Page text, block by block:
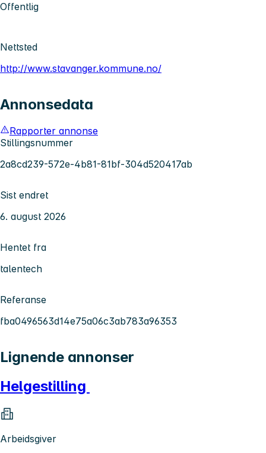
Offentlig
Nettsted
http://www.stavanger.kommune.no/
Annonsedata
Rapporter annonse
Stillingsnummer
2a8cd239-572e-4b81-81bf-304d520417ab
Sist endret
6. august 2026
Hentet fra
talentech
Referanse
fba0496563d14e75a06c3ab783a96353
Lignende annonser
Helgestilling
Arbeidsgiver